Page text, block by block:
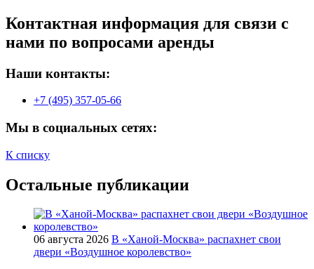
Контактная информация для связи с
нами по вопросами аренды
Наши контакты:
+7 (495) 357-05-66
Мы в социальных сетях:
К списку
Остальные публикации
06 августа 2026 В «Ханой-Москва» распахнет свои
двери «Воздушное королевство»